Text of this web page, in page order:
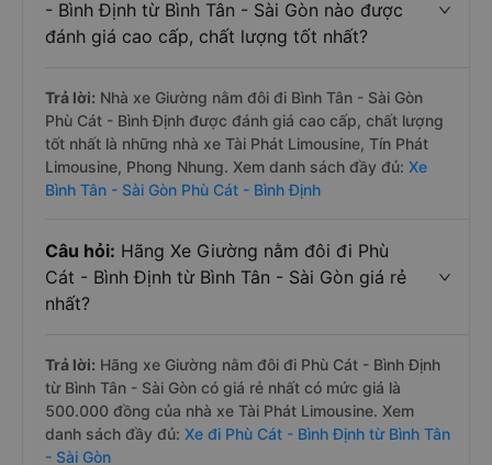
- Bình Định từ Bình Tân - Sài Gòn nào được
đánh giá cao cấp, chất lượng tốt nhất?
Trả lời: Nhà xe Giường nằm đôi đi Bình Tân - Sài Gòn
Phù Cát - Bình Định được đánh giá cao cấp, chất lượng
tốt nhất là những nhà xe Tài Phát Limousine, Tín Phát
Limousine, Phong Nhung. Xem danh sách đầy đủ: Xe
Bình Tân - Sài Gòn Phù Cát - Bình Định
Câu hỏi: Hãng Xe Giường nằm đôi đi Phù
Cát - Bình Định từ Bình Tân - Sài Gòn giá rẻ
nhất?
Trả lời: Hãng xe Giường nằm đôi đi Phù Cát - Bình Định
từ Bình Tân - Sài Gòn có giá rẻ nhất có mức giá là
500.000 đồng của nhà xe Tài Phát Limousine. Xem
danh sách đầy đủ: Xe đi Phù Cát - Bình Định từ Bình Tân
- Sài Gòn